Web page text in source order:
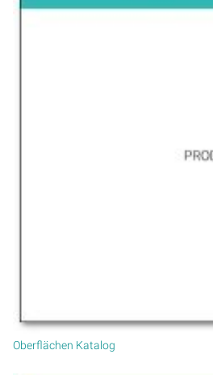
Oberflächen Katalog